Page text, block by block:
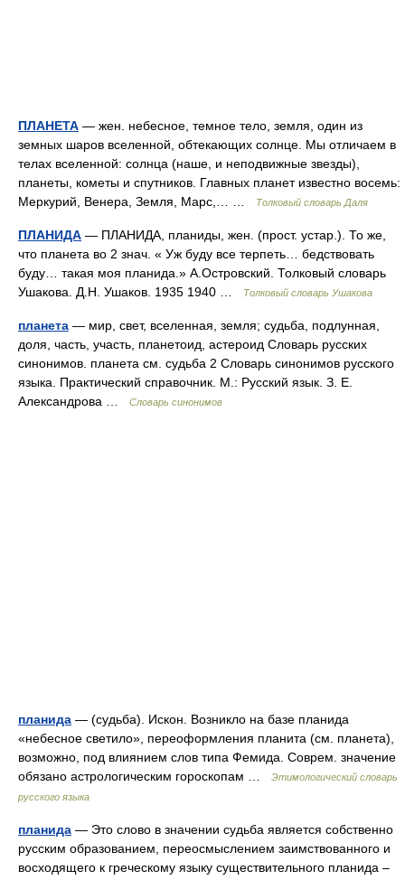
ПЛАНЕТА — жен. небесное, темное тело, земля, один из
земных шаров вселенной, обтекающих солнце. Мы отличаем в
телах вселенной: солнца (наше, и неподвижные звезды),
планеты, кометы и спутников. Главных планет известно восемь:
Меркурий, Венера, Земля, Марс,… …
Толковый словарь Даля
ПЛАНИДА — ПЛАНИДА, планиды, жен. (прост. устар.). То же,
что планета во 2 знач. « Уж буду все терпеть… бедствовать
буду… такая моя планида.» А.Островский. Толковый словарь
Ушакова. Д.Н. Ушаков. 1935 1940 …
Толковый словарь Ушакова
планета — мир, свет, вселенная, земля; судьба, подлунная,
доля, часть, участь, планетоид, астероид Словарь русских
синонимов. планета см. судьба 2 Словарь синонимов русского
языка. Практический справочник. М.: Русский язык. З. Е.
Александрова …
Словарь синонимов
планида — (судьба). Искон. Возникло на базе планида
«небесное светило», переоформления планита (см. планета),
возможно, под влиянием слов типа Фемида. Соврем. значение
обязано астрологическим гороскопам …
Этимологический словарь
русского языка
планида — Это слово в значении судьба является собственно
русским образованием, переосмыслением заимствованного и
восходящего к греческому языку существительного планида –